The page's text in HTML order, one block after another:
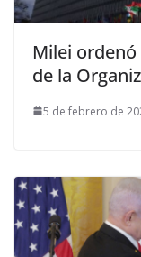
Milei
de la
5 de febrero de